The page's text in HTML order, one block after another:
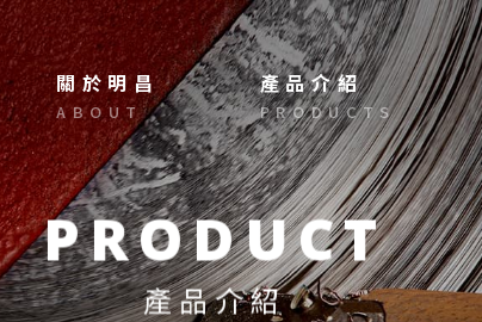
關於明昌
ABOUT
產品介紹
PRODUCTS
PRODUCT
產品介紹